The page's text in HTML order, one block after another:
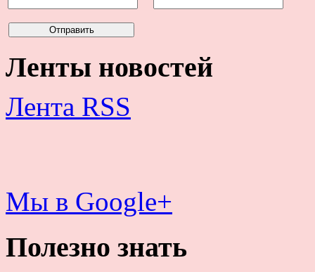
Ленты новостей
Лента RSS
Мы в Google+
Полезно знать